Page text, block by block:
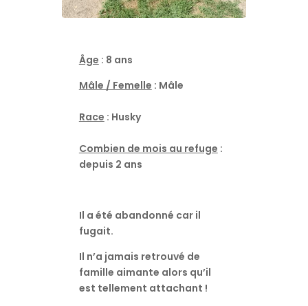
Âge : 8 ans
Mâle / Femelle : Mâle
Race : Husky
Combien de mois au refuge :
depuis 2 ans
Il a été abandonné car il
fugait.
Il n’a jamais retrouvé de
famille aimante alors qu’il
est tellement attachant !